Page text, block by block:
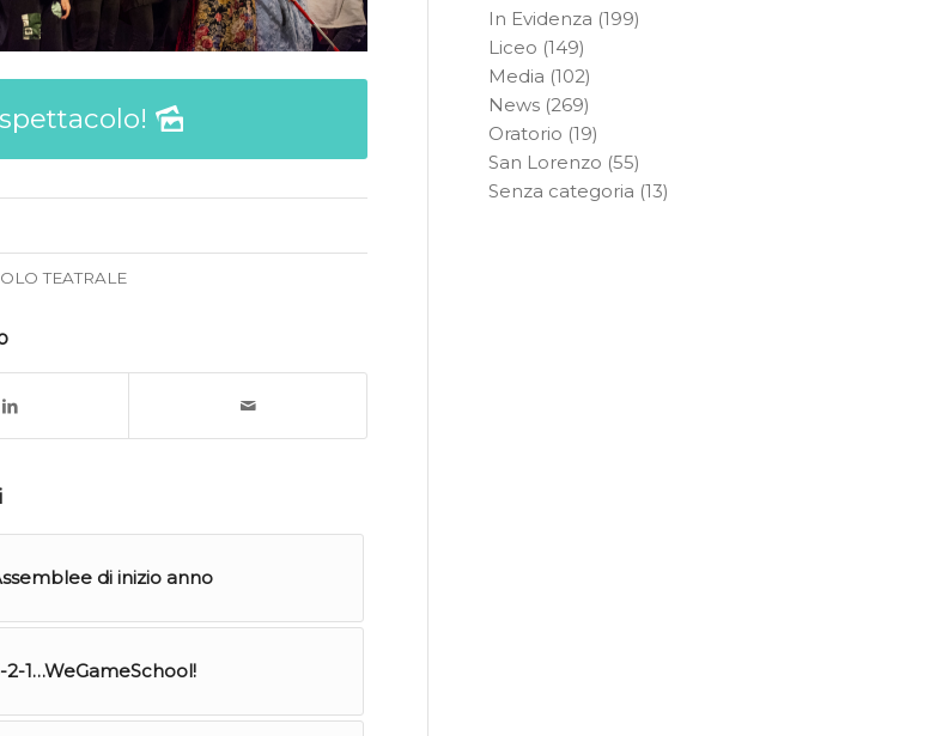
TEATRALE
di inizio anno
2-1…WeGameSchool!
In Evidenza (199)
Liceo (149)
Media (102)
News (269)
Oratorio (19)
San Lorenzo (55)
Senza categoria (13)